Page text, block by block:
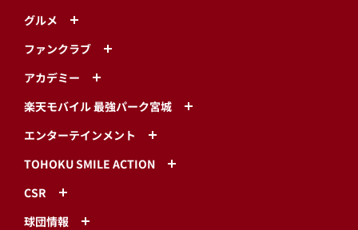
グルメ
ファンクラブ
アカデミー
楽天モバイル 最強パーク宮城
エンターテインメント
TOHOKU SMILE ACTION
CSR
球団情報